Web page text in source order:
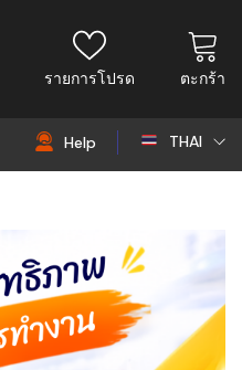
รายการโปรด ตะกร้า
Help THAI
EN